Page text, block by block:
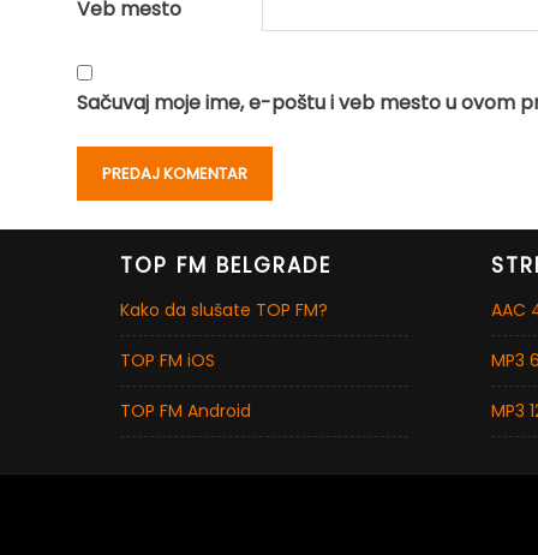
Veb mesto
Sačuvaj moje ime, e-poštu i veb mesto u ovom
TOP FM BELGRADE
Kako da slušate TOP FM?
TOP FM iOS
TOP FM Android
AAC
MP3
MP3